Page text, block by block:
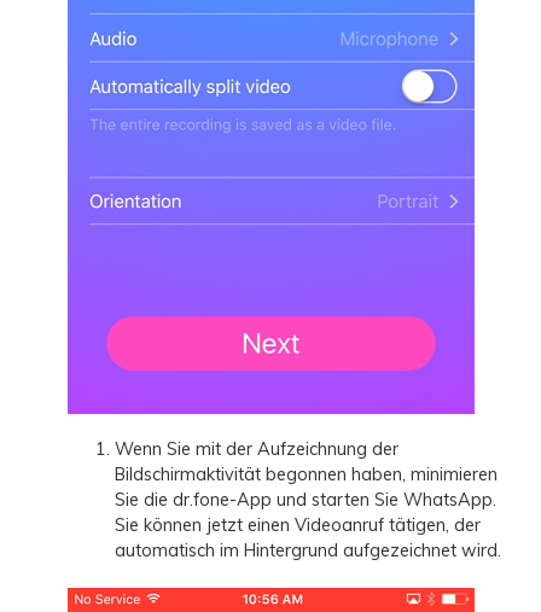
Wenn Sie mit der Aufzeichnung der
Bildschirmaktivität begonnen haben, minimieren
Sie die dr.fone-App und starten Sie WhatsApp.
Sie können jetzt einen Videoanruf tätigen, der
automatisch im Hintergrund aufgezeichnet wird.